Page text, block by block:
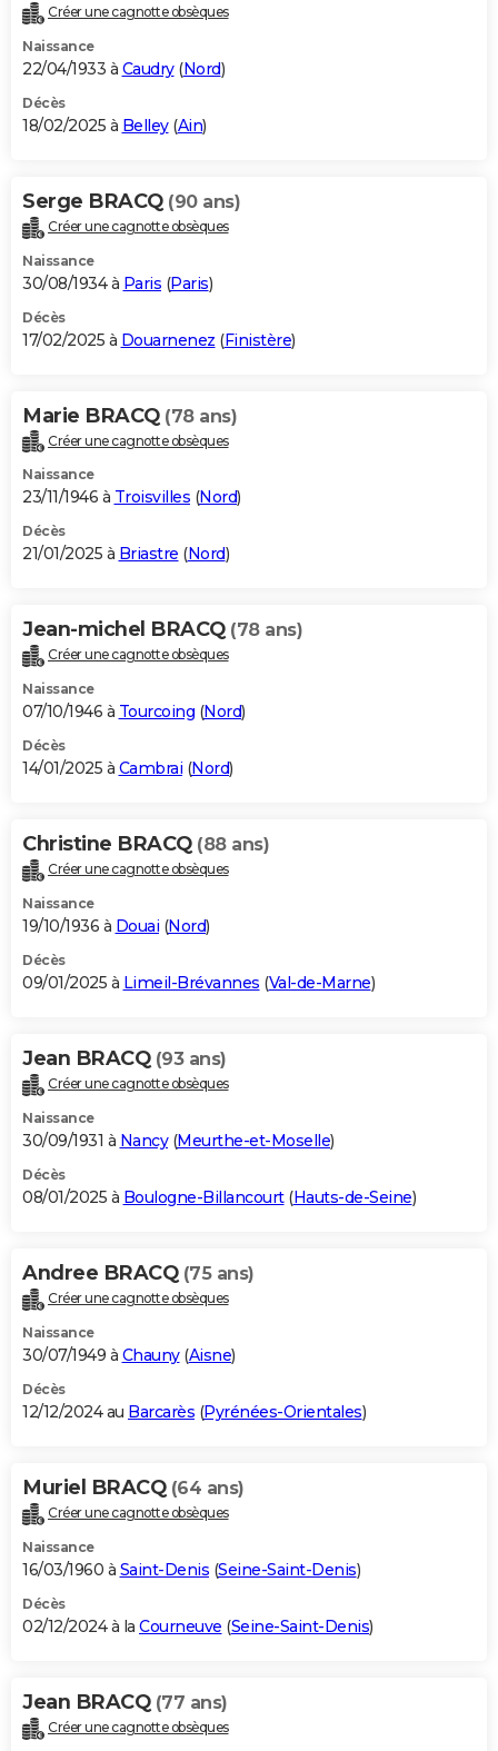
Créer une cagnotte obsèques
Naissance
22/04/1933 à Caudry(Nord)
Décès
18/02/2025 à Belley(Ain)
Serge BRACQ (90 ans)
Créer une cagnotte obsèques
Naissance
30/08/1934 à Paris (Paris)
Décès
17/02/2025 à Douarnenez (Finistère)
Marie BRACQ (78 ans)
Créer une cagnotte obsèques
Naissance
23/11/1946 à Troisvilles (Nord)
Décès
21/01/2025 à Briastre (Nord)
Jean-michel BRACQ (78 ans)
Créer une cagnotte obsèques
Naissance
07/10/1946 à Tourcoing (Nord)
Décès
14/01/2025 à Cambrai (Nord)
Christine BRACQ (88 ans)
Créer une cagnotte obsèques
Naissance
19/10/1936 à Douai (Nord)
Décès
09/01/2025 à Limeil-Brévannes (Val-de-Marne)
Jean BRACQ (93 ans)
Créer une cagnotte obsèques
Naissance
30/09/1931 à Nancy(Meurthe-et-Moselle)
Décès
08/01/2025 à Boulogne-Billancourt(Hauts-de-Seine)
Andree BRACQ (75 ans)
Créer une cagnotte obsèques
Naissance
30/07/1949 à Chauny(Aisne)
Décès
12/12/2024 au Barcarès (Pyrénées-Orientales)
Muriel BRACQ (64 ans)
Créer une cagnotte obsèques
Naissance
16/03/1960 à Saint-Denis (Seine-Saint-Denis)
Décès
02/12/2024 à la Courneuve (Seine-Saint-Denis)
Jean BRACQ (77 ans)
Créer une cagnotte obsèques